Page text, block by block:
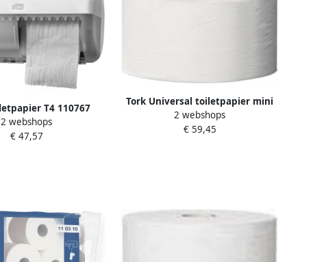
T4 110767
250vel 64rollen
wit
2 webshops
€ 47,57
Tork Universal toiletpapier mini
jumbo 1 laags systeem T2 wit
pak van 12 rollen
2 webshops
€ 59,45